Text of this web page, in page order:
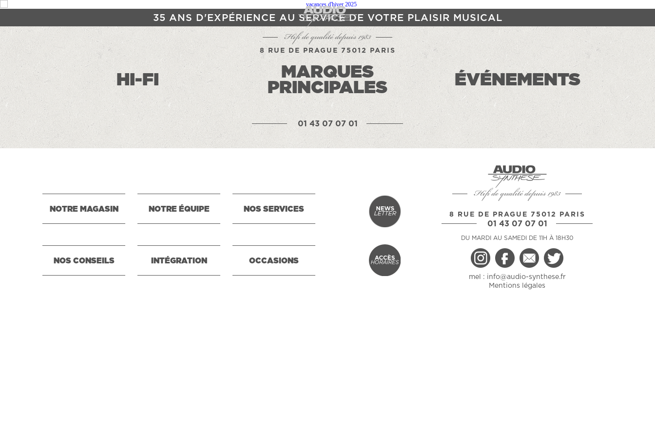
35 ANS D'EXPÉRIENCE AU SERVICE DE VOTRE PLAISIR MUSICAL
Hifi de qualité depuis 1983
8 RUE DE PRAGUE 75012 PARIS
HI-FI
MARQUES
PRINCIPALES
ÉVÉNEMENTS
01 43 07 07 01
NOTRE MAGASIN NOTRE ÉQUIPE NOS SERVICES
NOS CONSEILS INTÉGRATION OCCASIONS
Hifi de qualité depuis 1983
8 RUE DE PRAGUE 75012 PARIS
01 43 07 07 01
DU MARDI AU SAMEDI DE 11H À 18H30
mel : info@audio-synthese.fr
Mentions légales